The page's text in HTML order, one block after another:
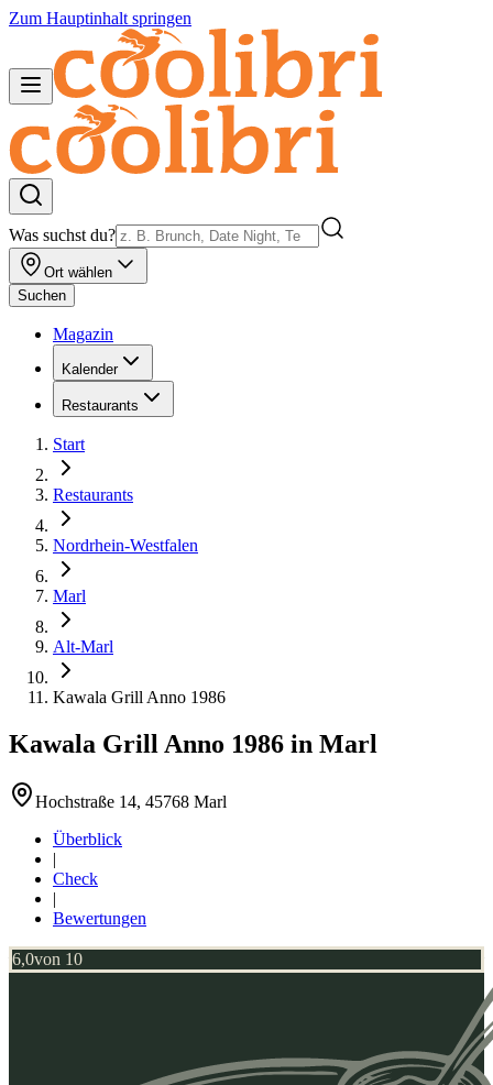
Zum Hauptinhalt springen
Was suchst du?
Ort wählen
Suchen
Magazin
Kalender
Restaurants
Start
Restaurants
Nordrhein-Westfalen
Marl
Alt-Marl
Kawala Grill Anno 1986
Kawala Grill Anno 1986 in Marl
Hochstraße 14, 45768 Marl
Überblick
|
Check
|
Bewertungen
6,0von 10